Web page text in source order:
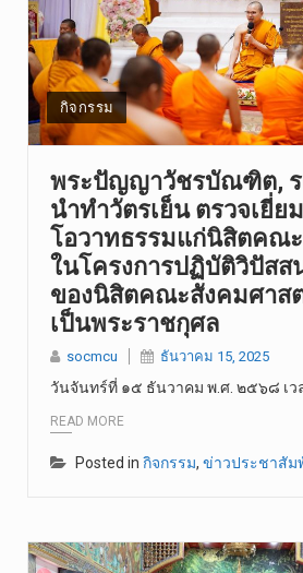
กิจกรรม
พระปัญญาวัชรบัณฑิต, ร
นำทำวัตรเย็น ตรวจเยี่ย
โอวาทธรรมแก่นิสิตคณ
ในโครงการปฏิบัติวิปัส
ของนิสิตคณะสังคมศาสต
เป็นพระราชกุศล
socmcu ธันวาคม 15, 2025
วันจันทร์ที่ ๑๕ ธันวาคม พ.ศ. ๒๕๖๘ เวล
READ MORE
Posted in กิจกรรม, ข่าวประชาสัม